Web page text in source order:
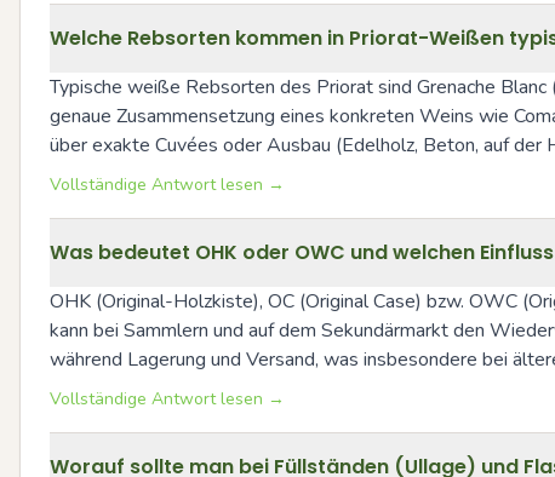
Welche Rebsorten kommen in Priorat-Weißen
Typische weiße Rebsorten des Priorat sind Grenache
genaue Zusammensetzung eines konkreten Weins wie
über exakte Cuvées oder Ausbau (Edelholz, Beton, auf der
Vollständige Antwort lesen →
Was bedeutet OHK oder OWC und welchen
OHK (Original-Holzkiste), OC (Original Case) bzw. OWC
kann bei Sammlern und auf dem Sekundärmarkt den
während Lagerung und Versand, was insbesondere bei
Vollständige Antwort lesen →
Worauf sollte man bei Füllständen (Ullage) und